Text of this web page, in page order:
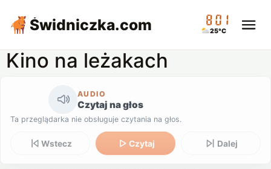
Świdniczka.com 08:01
25°C
Kino na leżakach
AUDIO
Czytaj na głos
Ta przeglądarka nie obsługuje czytania na głos.
Wstecz Czytaj Dalej